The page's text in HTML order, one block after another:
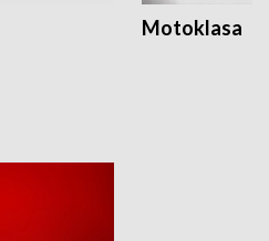
Motoklasa